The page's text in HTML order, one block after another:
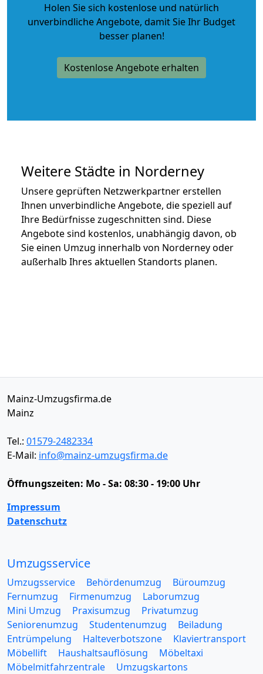
Holen Sie sich kostenlose und natürlich
unverbindliche Angebote, damit Sie Ihr Budget
besser planen!
Kostenlose Angebote erhalten
Weitere Städte in Norderney
Unsere geprüften Netzwerkpartner erstellen
Ihnen unverbindliche Angebote, die speziell auf
Ihre Bedürfnisse zugeschnitten sind. Diese
Angebote sind kostenlos, unabhängig davon, ob
Sie einen Umzug innerhalb von Norderney oder
außerhalb Ihres aktuellen Standorts planen.
Mainz-Umzugsfirma.de
Mainz
Tel.: 01579-2482334
E-Mail: info@mainz-umzugsfirma.de
Öffnungszeiten: Mo - Sa: 08:30 - 19:00 Uhr
Impressum
Datenschutz
Umzugsservice
Umzugsservice Behördenumzug
Büroumzug
Fernumzug
Firmenumzug
Laborumzug
Mini Umzug
Praxisumzug
Privatumzug
Seniorenumzug
Studentenumzug
Beiladung
Entrümpelung
Halteverbotszone
Klaviertransport
Möbellift
Haushaltsauflösung
Möbeltaxi
Möbelmitfahrzentrale
Umzugskartons